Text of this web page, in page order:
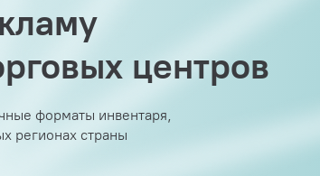
центров
форматы инвентаря,
регионах страны